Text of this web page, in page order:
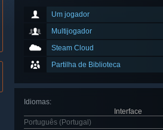
Um jogador
Multijogador
Steam Cloud
Partilha de Biblioteca
Idiomas:
Interface
Português (Portugal)